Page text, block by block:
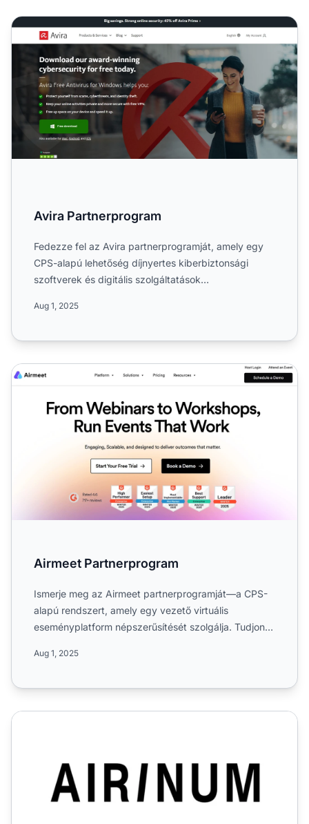
Avira Partnerprogram
Avira Partnerprogram
Fedezze fel az Avira partnerprogramját, amely egy
CPS-alapú lehetőség díjnyertes kiberbiztonsági
szoftverek és digitális szolgáltatások
Aug 1, 2025
Airmeet Partnerprogram
Airmeet Partnerprogram
Ismerje meg az Airmeet partnerprogramját—a CPS-
alapú rendszert, amely egy vezető virtuális
eseményplatform népszerűsítését szolgálja. Tudjon
Aug 1, 2025
Airinum Partneri Osztály Kapcsolat